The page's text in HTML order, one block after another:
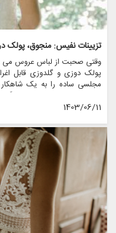
تزیینات نفیس: منجوق،
وقتی صحبت از لباس عروس می
پولک دوزی و گلدوزی قابل
مجلسی ساده را به یک
استایل عروس را در بر می
طراحی لباس عروس را بررسی
کنیم.
1403/06/11